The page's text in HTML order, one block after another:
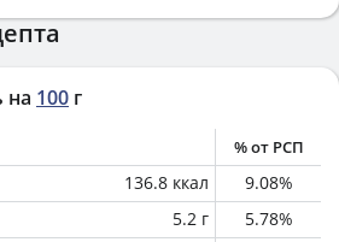
на 100 г
% от РСП
136.8 ккал 9.08%
5.2 г 5.78%